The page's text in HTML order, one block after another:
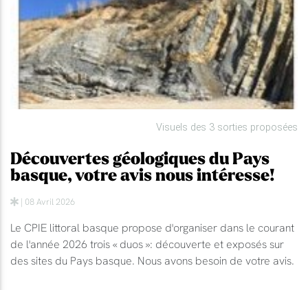
Visuels des 3 sorties proposées
Découvertes géologiques du Pays
basque, votre avis nous intéresse!
| 08 Avril 2026
Le CPIE littoral basque propose d'organiser dans le courant
de l'année 2026 trois « duos »: découverte et exposés sur
des sites du Pays basque. Nous avons besoin de votre avis.